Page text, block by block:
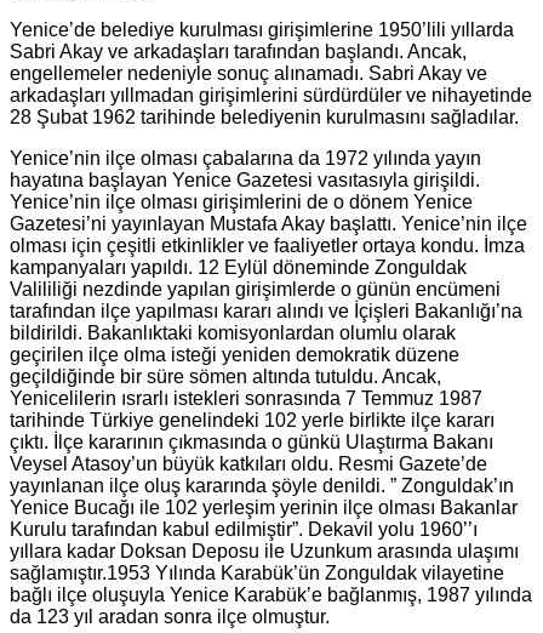
Yenice’de belediye kurulması girişimlerine 1950’lili yıllarda
Sabri Akay ve arkadaşları tarafından başlandı. Ancak,
engellemeler nedeniyle sonuç alınamadı. Sabri Akay ve
arkadaşları yıllmadan girişimlerini sürdürdüler ve nihayetinde
28 Şubat 1962 tarihinde belediyenin kurulmasını sağladılar.
Yenice’nin ilçe olması çabalarına da 1972 yılında yayın
hayatına başlayan Yenice Gazetesi vasıtasıyla girişildi.
Yenice’nin ilçe olması girişimlerini de o dönem Yenice
Gazetesi’ni yayınlayan Mustafa Akay başlattı. Yenice’nin ilçe
olması için çeşitli etkinlikler ve faaliyetler ortaya kondu. İmza
kampanyaları yapıldı. 12 Eylül döneminde Zonguldak
Valililiği nezdinde yapılan girişimlerde o günün encümeni
tarafından ilçe yapılması kararı alındı ve İçişleri Bakanlığı’na
bildirildi. Bakanlıktaki komisyonlardan olumlu olarak
geçirilen ilçe olma isteği yeniden demokratik düzene
geçildiğinde bir süre sömen altında tutuldu. Ancak,
Yenicelilerin ısrarlı istekleri sonrasında 7 Temmuz 1987
tarihinde Türkiye genelindeki 102 yerle birlikte ilçe kararı
çıktı. İlçe kararının çıkmasında o günkü Ulaştırma Bakanı
Veysel Atasoy’un büyük katkıları oldu. Resmi Gazete’de
yayınlanan ilçe oluş kararında şöyle denildi. ” Zonguldak’ın
Yenice Bucağı ile 102 yerleşim yerinin ilçe olması Bakanlar
Kurulu tarafından kabul edilmiştir”. Dekavil yolu 1960’’ı
yıllara kadar Doksan Deposu ile Uzunkum arasında ulaşımı
sağlamıştır.1953 Yılında Karabük’ün Zonguldak vilayetine
bağlı ilçe oluşuyla Yenice Karabük’e bağlanmış, 1987 yılında
da 123 yıl aradan sonra ilçe olmuştur.